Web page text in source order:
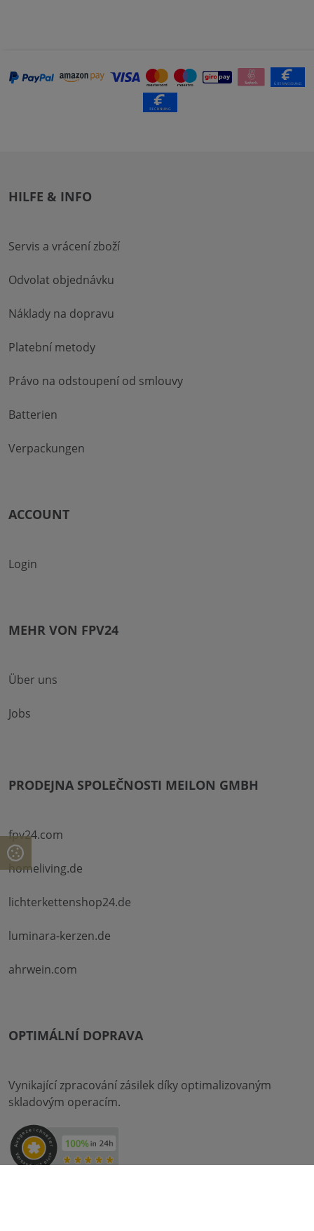
HILFE & INFO
Servis a vrácení zboží
Odvolat objednávku
Náklady na dopravu
Platební metody
Právo na odstoupení od smlouvy
Batterien
Verpackungen
ACCOUNT
Login
MEHR VON FPV24
Über uns
Jobs
PRODEJNA SPOLEČNOSTI MEILON GMBH
fpv24.com
homeliving.de
lichterkettenshop24.de
luminara-kerzen.de
ahrwein.com
OPTIMÁLNÍ DOPRAVA
Vynikající zpracování zásilek díky optimalizovaným
skladovým operacím.